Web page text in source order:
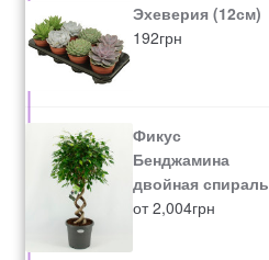
Эхеверия (12см)
192грн
Фикус
Бенджамина
двойная спираль
от2,004грн